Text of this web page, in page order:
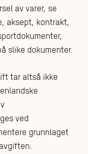
av varer, se
aksept, kontrakt,
slike dokumenter.
tar altså ikke
ved
grunnlaget